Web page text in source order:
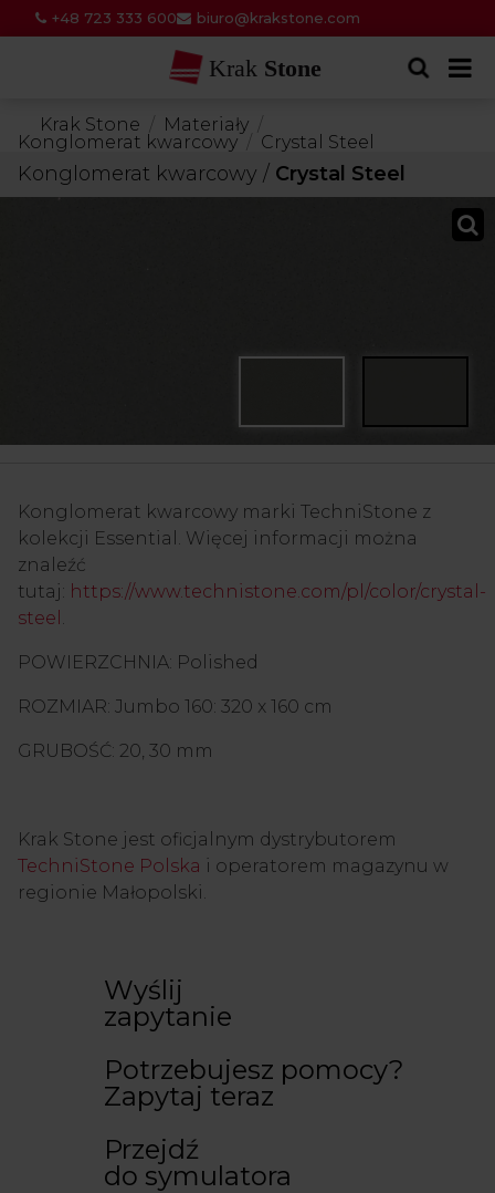
+48 723 333 600 biuro@krakstone.com
Krak Stone
Krak Stone
Materiały
Konglomerat kwarcowy
Crystal Steel
Konglomerat kwarcowy / Crystal Steel
Konglomerat kwarcowy marki TechniStone z
kolekcji Essential. Więcej informacji można
znaleźć
tutaj: https://www.technistone.com/pl/color/crystal-
steel
POWIERZCHNIA: Polished
ROZMIAR: Jumbo 160: 320 x 160 cm
GRUBOŚĆ: 20, 30 mm
Krak Stone jest oficjalnym dystrybutorem
TechniStone Polska i operatorem magazynu w
regionie Małopolski.
Wyślij
zapytanie
Potrzebujesz pomocy?
Zapytaj teraz
Przejdź
do symulatora